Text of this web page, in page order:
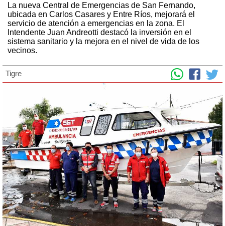
La nueva Central de Emergencias de San Fernando,
ubicada en Carlos Casares y Entre Ríos, mejorará el
servicio de atención a emergencias en la zona. El
Intendente Juan Andreotti destacó la inversión en el
sistema sanitario y la mejora en el nivel de vida de los
vecinos.
Tigre